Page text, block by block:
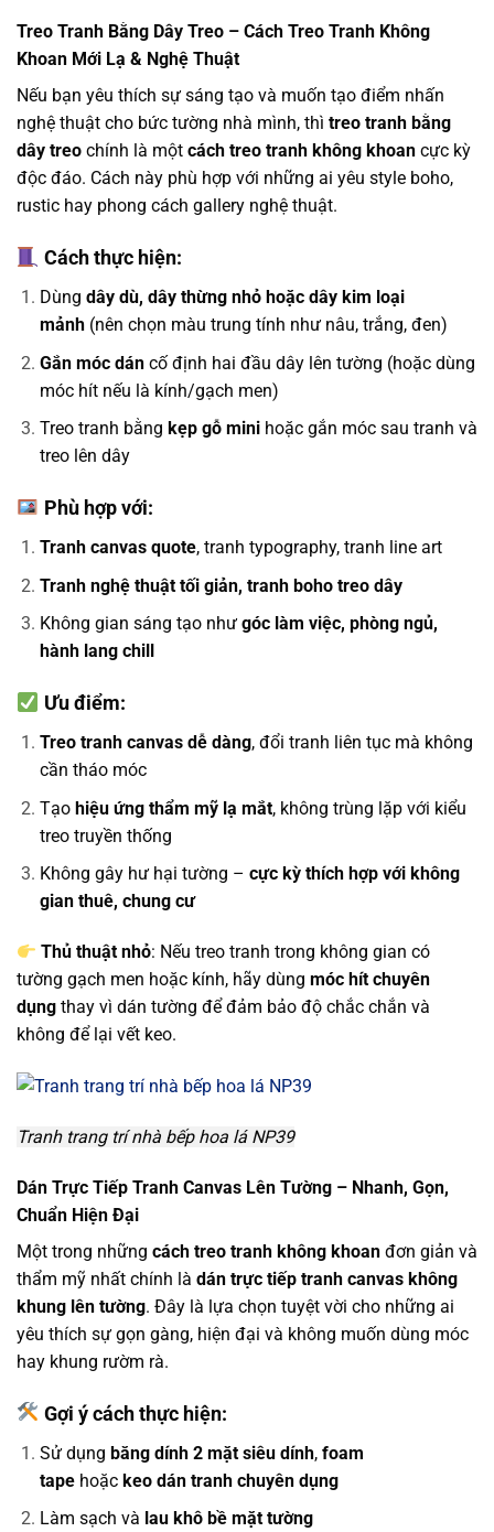
Treo Tranh Bằng Dây Treo – Cách Treo Tranh Không
Khoan Mới Lạ & Nghệ Thuật
Nếu bạn yêu thích sự sáng tạo và muốn tạo điểm nhấn
nghệ thuật cho bức tường nhà mình, thì treo tranh bằng
dây treo chính là một cách treo tranh không khoan cực kỳ
độc đáo. Cách này phù hợp với những ai yêu style boho,
rustic hay phong cách gallery nghệ thuật.
Cách thực hiện:
Dùng dây dù, dây thừng nhỏ hoặc dây kim loại
mảnh(nên chọn màu trung tính như nâu, trắng, đen)
Gắn móc dáncố định hai đầu dây lên tường (hoặc dùng
móc hít nếu là kính/gạch men)
Treo tranh bằng kẹp gỗ minihoặc gắn móc sau tranh và
treo lên dây
Phù hợp với:
Tranh canvas quote, tranh typography, tranh line art
Tranh nghệ thuật tối giản, tranh boho treo dây
Không gian sáng tạo như góc làm việc, phòng ngủ,
hành lang chill
Ưu điểm:
Treo tranh canvas dễ dàng, đổi tranh liên tục mà không
cần tháo móc
Tạo hiệu ứng thẩm mỹ lạ mắt, không trùng lặp với kiểu
treo truyền thống
Không gây hư hại tường – cực kỳ thích hợp với không
gian thuê, chung cư
Thủ thuật nhỏ: Nếu treo tranh trong không gian có
tường gạch men hoặc kính, hãy dùng móc hít chuyên
dụng thay vì dán tường để đảm bảo độ chắc chắn và
không để lại vết keo.
Tranh trang trí nhà bếp hoa lá NP39
Dán Trực Tiếp Tranh Canvas Lên Tường – Nhanh, Gọn,
Chuẩn Hiện Đại
Một trong những cách treo tranh không khoan đơn giản và
thẩm mỹ nhất chính là dán trực tiếp tranh canvas không
khung lên tường. Đây là lựa chọn tuyệt vời cho những ai
yêu thích sự gọn gàng, hiện đại và không muốn dùng móc
hay khung rườm rà.
Gợi ý cách thực hiện:
Sử dụng băng dính 2 mặt siêu dính, foam
tapehoặc keo dán tranh chuyên dụng
Làm sạch và lau khô bề mặt tường